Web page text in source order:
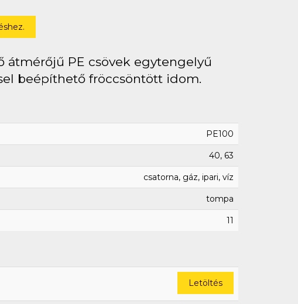
átmérőjű PE csövek egytengelyű
beépíthető fröccsöntött idom.
PE100
40, 63
csatorna, gáz, ipari, víz
tompa
11
Letöltés